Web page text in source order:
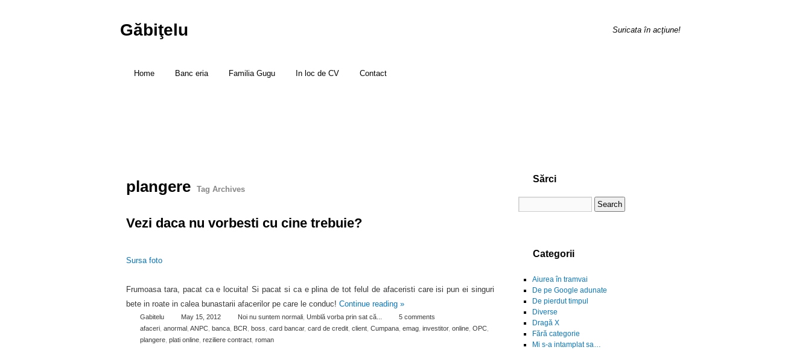
Găbiţelu Suricata în acţiune!
Home Banc eria Familia Gugu In loc de CV Contact
plangere Tag Archives
Vezi daca nu vorbesti cu cine trebuie?
Sursa foto
Frumoasa tara, pacat ca e locuita! Si pacat si ca e plina de tot felul de afaceristi care isi pun ei singuri
bete in roate in calea bunastarii afacerilor pe care le conduc! Continue reading »
Gabitelu May 15, 2012 Noi nu suntem normali Umblă vorba prin sat că...
5 comments
afaceri anormal ANPC banca BCR boss card bancar, card de credit client Cumpana emag investitor, online OPC
plangere plati online reziliere contract roman
Sărci
Categorii
Aiurea în tramvai
De pe Google adunate
De pierdut timpul
Diverse
Dragă X
Fără categorie
Mi s-a intamplat sa…